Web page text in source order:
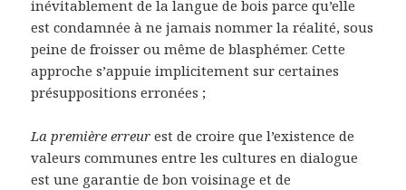
inévitablement de la langue de bois parce qu’elle
est condamnée à ne jamais nommer la réalité, sous
peine de froisser ou même de blasphémer. Cette
approche s’appuie implicitement sur certaines
présuppositions erronées ;
La première erreur est de croire que l’existence de
valeurs communes entre les cultures en dialogue
est une garantie de bon voisinage et de